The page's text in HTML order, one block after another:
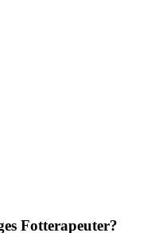
Fotterapeuter?